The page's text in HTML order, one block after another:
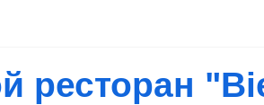
ресторан